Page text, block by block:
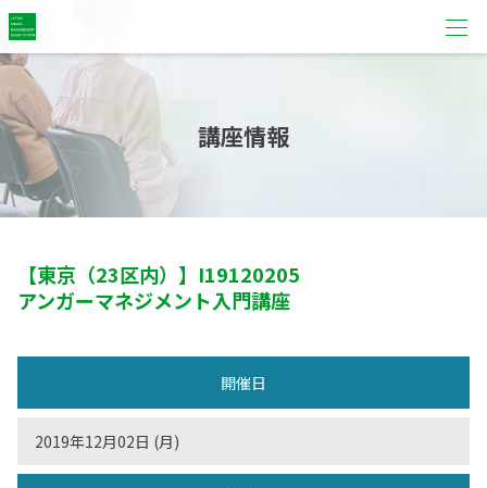
講座情報
【東京（23区内）】 I19120205
アンガーマネジメント入門講座
開催日
2019年12月02日 (月)